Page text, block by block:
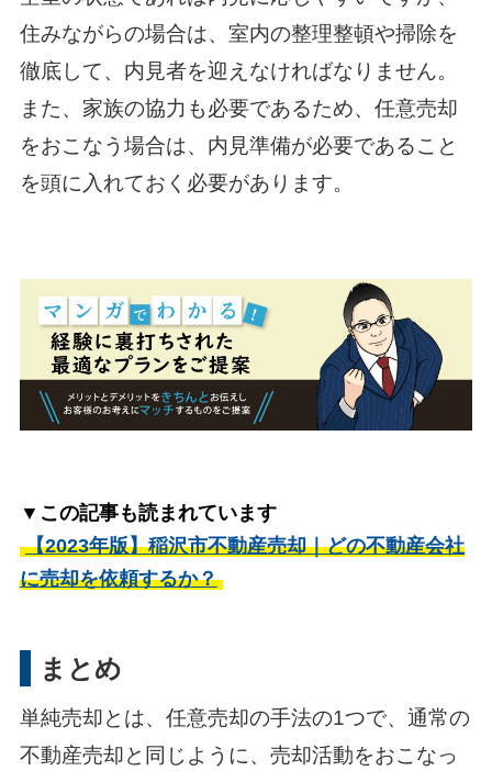
住みながらの場合は、室内の整理整頓や掃除を
徹底して、内見者を迎えなければなりません。
また、家族の協力も必要であるため、任意売却
をおこなう場合は、内見準備が必要であること
を頭に入れておく必要があります。
▼この記事も読まれています
【2023年版】稲沢市不動産売却｜どの不動産会社
に売却を依頼するか？
まとめ
単純売却とは、任意売却の手法の1つで、通常の
不動産売却と同じように、売却活動をおこなっ